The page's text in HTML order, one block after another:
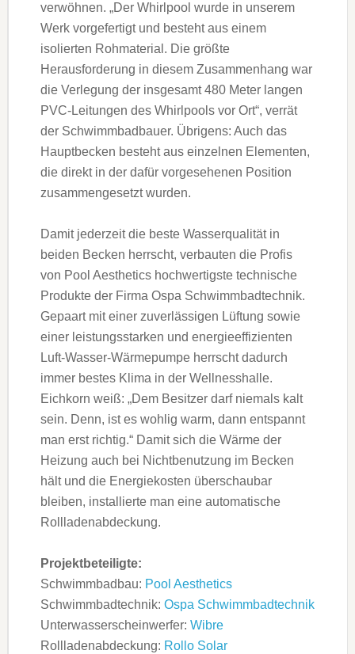
verwöhnen. „Der Whirlpool wurde in unserem
Werk vorgefertigt und besteht aus einem
isolierten Rohmaterial. Die größte
Herausforderung in diesem Zusammenhang war
die Verlegung der insgesamt 480 Meter langen
PVC-Leitungen des Whirlpools vor Ort“, verrät
der Schwimmbadbauer. Übrigens: Auch das
Hauptbecken besteht aus einzelnen Elementen,
die direkt in der dafür vorgesehenen Position
zusammengesetzt wurden.
Damit jederzeit die beste Wasserqualität in
beiden Becken herrscht, verbauten die Profis
von Pool Aesthetics hochwertigste technische
Produkte der Firma Ospa Schwimmbadtechnik.
Gepaart mit einer zuverlässigen Lüftung sowie
einer leistungsstarken und energieeffizienten
Luft-Wasser-Wärmepumpe herrscht dadurch
immer bestes Klima in der Wellnesshalle.
Eichkorn weiß: „Dem Besitzer darf niemals kalt
sein. Denn, ist es wohlig warm, dann entspannt
man erst richtig.“ Damit sich die Wärme der
Heizung auch bei Nichtbenutzung im Becken
hält und die Energiekosten überschaubar
bleiben, installierte man eine automatische
Rollladenabdeckung.
Projektbeteiligte:
Schwimmbadbau: Pool Aesthetics
Schwimmbadtechnik: Ospa Schwimmbadtechnik
Unterwasserscheinwerfer: Wibre
Rollladenabdeckung: Rollo Solar